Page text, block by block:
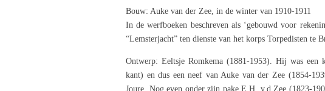
Bouw: Auke van der Zee, in de winter van 1910-1911
In de werfboeken beschreven als ‘gebouwd voor
“Lemsterjacht” ten dienste van het korps Torpedisten te
Ontwerp: Eeltsje Romkema (1881-1953). Hij was
kant) en dus een neef van Auke van der Zee (1854-
Joure. Nog even onder zijn pake E.H. v.d Zee (1823-